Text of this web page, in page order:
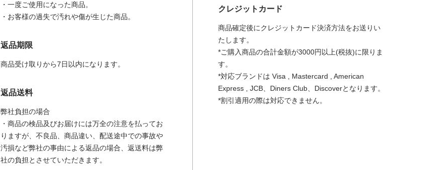
・一度ご使用になった商品。
・お客様の過失で汚れや傷が生じた商品。
返品期限
商品受け取りから7日以内になります。
返品送料
弊社負担の場合
・商品の検品及びお届けには万全の注意を払ってお
りますが、不良品、商品違い、配送途中での事故や
汚損など弊社の事由による返品の場合、返送料は弊
社の負担とさせていただきます。
クレジットカード
商品確定後にクレジットカード決済方法をお送りい
たします。
*ご購入商品の合計金額が3000円以上(税抜)に限りま
す。
*対応ブランドは Visa , Mastercard , American
Express , JCB、Diners Club、Discoverとなります。
*割引適用の際は対応できません。